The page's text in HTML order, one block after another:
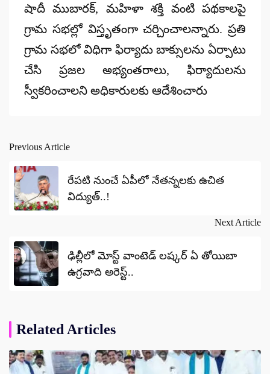
షాదీ ముబారక్‌, మహిళా శక్తి వంటి పథకాలపై
గ్రామ సభల్లో విస్తృతంగా చర్చించాలన్నారు. ప్రతి
గ్రామ సభలో విధిగా ఫిర్యాదు బాక్సులను ఏర్పాటు
చేసి ప్రజల అభ్యంతరాలు, ఫిర్యాదులను
స్వీకరించాలని అధికారులకు ఆదేశించారు
Post
navigation
Previous Article
రేపటి నుంచే ఏపీలో నేతన్నలకు ఉచిత
విద్యుత్..!
Next Article
ఢిల్లీలో మోస్ట్ వాంటెడ్ లష్కర్ ఏ తోయిబా
ఉగ్రవాది అరెస్ట్..
Related Articles